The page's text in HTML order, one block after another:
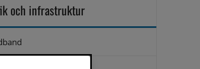
och infrastruktur